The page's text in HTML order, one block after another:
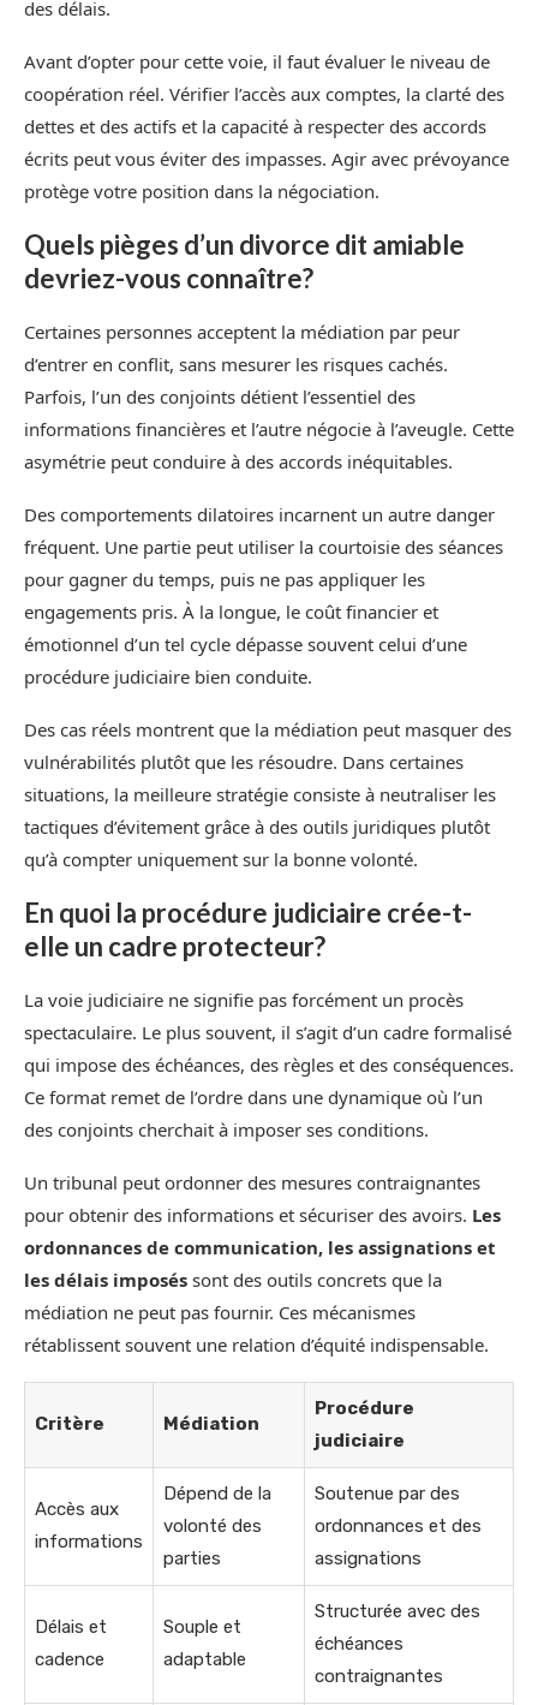
des délais.
Avant d’opter pour cette voie, il faut évaluer le niveau de
coopération réel. Vérifier l’accès aux comptes, la clarté des
dettes et des actifs et la capacité à respecter des accords
écrits peut vous éviter des impasses. Agir avec prévoyance
protège votre position dans la négociation.
Quels pièges d’un divorce dit amiable
devriez-vous connaître?
Certaines personnes acceptent la médiation par peur
d’entrer en conflit, sans mesurer les risques cachés.
Parfois, l’un des conjoints détient l’essentiel des
informations financières et l’autre négocie à l’aveugle. Cette
asymétrie peut conduire à des accords inéquitables.
Des comportements dilatoires incarnent un autre danger
fréquent. Une partie peut utiliser la courtoisie des séances
pour gagner du temps, puis ne pas appliquer les
engagements pris. À la longue, le coût financier et
émotionnel d’un tel cycle dépasse souvent celui d’une
procédure judiciaire bien conduite.
Des cas réels montrent que la médiation peut masquer des
vulnérabilités plutôt que les résoudre. Dans certaines
situations, la meilleure stratégie consiste à neutraliser les
tactiques d’évitement grâce à des outils juridiques plutôt
qu’à compter uniquement sur la bonne volonté.
En quoi la procédure judiciaire crée-t-
elle un cadre protecteur?
La voie judiciaire ne signifie pas forcément un procès
spectaculaire. Le plus souvent, il s’agit d’un cadre formalisé
qui impose des échéances, des règles et des conséquences.
Ce format remet de l’ordre dans une dynamique où l’un
des conjoints cherchait à imposer ses conditions.
Un tribunal peut ordonner des mesures contraignantes
pour obtenir des informations et sécuriser des avoirs. Les
ordonnances de communication, les assignations et
les délais imposés sont des outils concrets que la
médiation ne peut pas fournir. Ces mécanismes
rétablissent souvent une relation d’équité indispensable.
Critère Médiation
Procédure
judiciaire
Accès aux
informations
Dépend de la
volonté des
parties
Soutenue par des
ordonnances et des
assignations
Délais et
cadence
Souple et
adaptable
Structurée avec des
échéances
contraignantes